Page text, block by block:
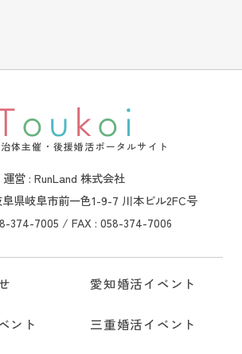
体主催・後援婚活ポータルサイト
運営 : RunLand 株式会社
県岐阜市前一色1-9-7 川本ビル2FC号
374-7005 / FAX : 058-374-7006
愛知婚活イベント
ント 三重婚活イベント